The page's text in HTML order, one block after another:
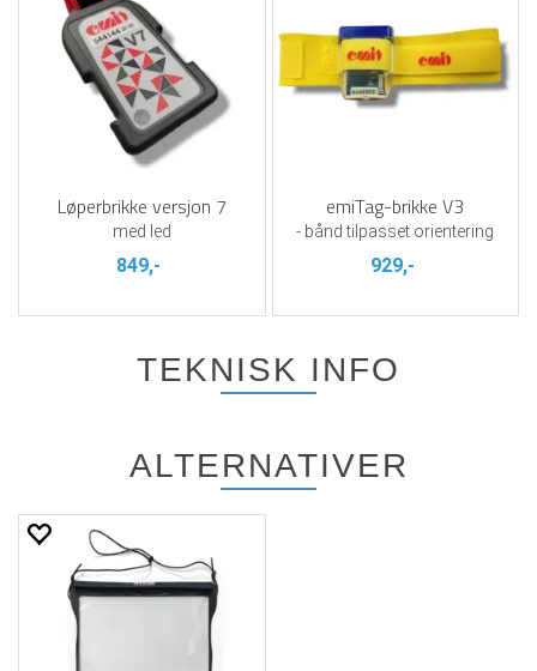
Løperbrikke versjon 7
med led
849,-
emiTag-brikke V3
- bånd tilpasset orientering
929,-
TEKNISK INFO
ALTERNATIVER